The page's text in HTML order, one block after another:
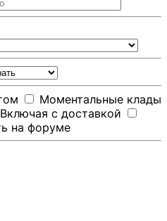
Моментальные клады
Включая с доставкой
на форуме